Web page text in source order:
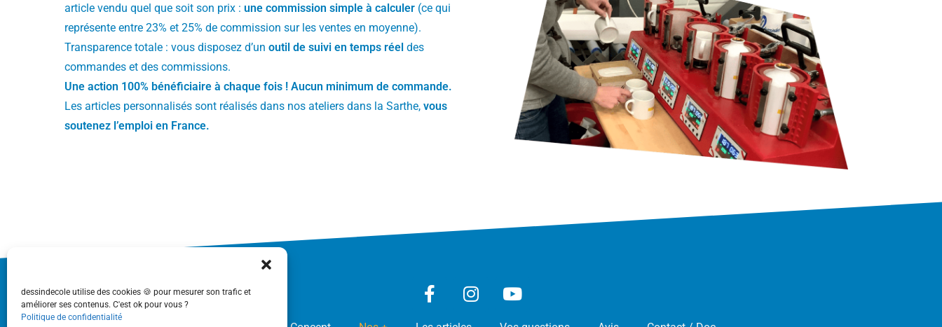
dessindecole utilise des cookies 🍪 pour mesurer son trafic et
améliorer ses contenus. C'est ok pour vous ?
Politique de confidentialité
article vendu quel que soit son prix : une commission simple à calculer (ce qui
représente entre 23% et 25% de commission sur les ventes en moyenne).
Transparence totale : vous disposez d’un outil de suivi en temps réel des
commandes et des commissions.
Une action 100% bénéficiaire à chaque fois ! Aucun minimum de commande.
Les articles personnalisés sont réalisés dans nos ateliers dans la Sarthe, vous
soutenez l’emploi en France.